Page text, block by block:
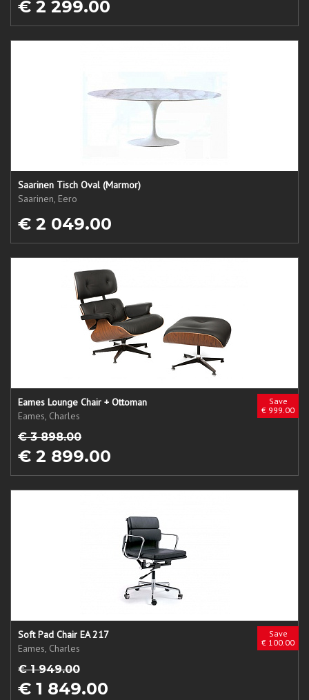
€ 2 299.00
Saarinen Tisch Oval (Marmor)
Saarinen, Eero
€ 2 049.00
Save
€ 999.00
Eames Lounge Chair + Ottoman
Eames, Charles
€ 3 898.00
€ 2 899.00
Save
€ 100.00
Soft Pad Chair EA 217
Eames, Charles
€ 1 949.00
€ 1 849.00